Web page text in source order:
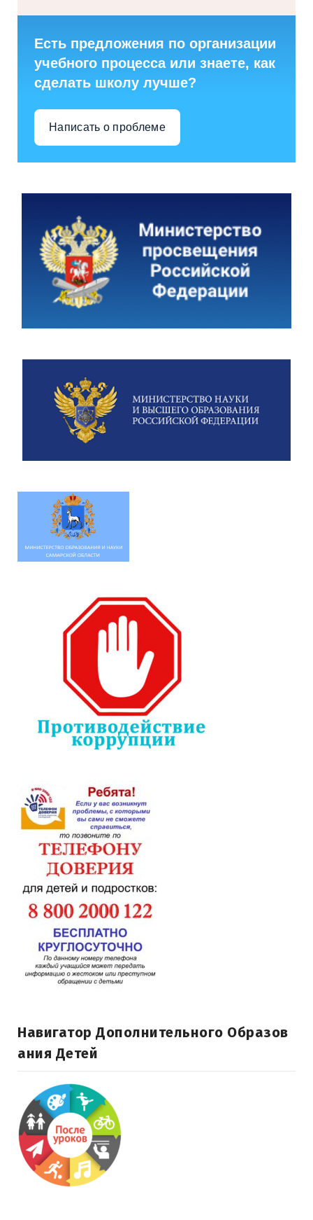
Есть предложения по организации
учебного процесса или знаете, как
сделать школу лучше?
Написать о проблеме
Навигатор Дополнительного Образов
Ания Детей